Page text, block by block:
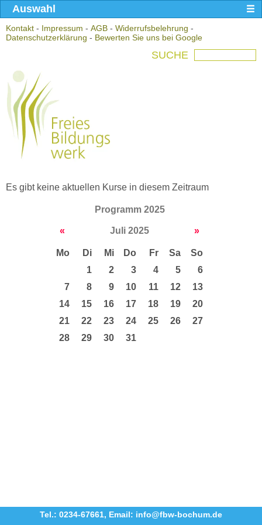
Kontakt - Impressum - AGB - Widerrufsbelehrung -
Datenschutzerklärung - Bewerten Sie uns bei Google
SUCHE
Es gibt keine aktuellen Kurse in diesem Zeitraum
Programm 2025
« Juli 2025 »
Mo Di Mi Do Fr Sa
So
1
2 3 4 5
6
7
8 9 10 11 12
13
14
15 16 17 18 19
20
21
22 23 24 25 26
27
28
29 30 31
Tel.: 0234-67661, Email: info@fbw-bochum.de
Auswahl